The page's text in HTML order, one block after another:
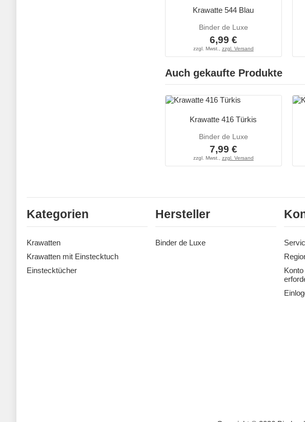
Krawatte 544 Blau
Binder de Luxe
6,99 €
zzgl. Mwst., zzgl. Versand
Auch gekaufte Produkte
Krawatte 416 Türkis
Binder de Luxe
7,99 €
zzgl. Mwst., zzgl. Versand
Kategorien
Krawatten
Krawatten mit Einstecktuch
Einstecktücher
Hersteller
Binder de Luxe